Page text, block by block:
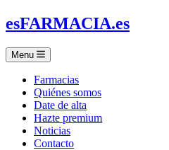
esFARMACIA.es
Menu
Farmacias
Quiénes somos
Date de alta
Hazte premium
Noticias
Contacto